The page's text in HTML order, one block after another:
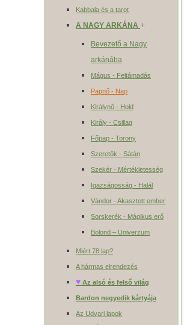
Kabbala és a tarot
A NAGY ARKÁNA +
Bevezető a Nagy
arkánába
Mágus - Feltámadás
Papnő - Nap
Királynő - Hold
Király - Csillag
Főpap - Torony
Szeretők - Sátán
Szekér - Mértékletesség
Igazságosság - Halál
Vándor - Akasztott ember
Sorskerék - Mágikus erő
Bolond – Univerzum
Miért 78 lap?
A hármas elrendezés
♥ Az alsó és felső világ
Bardon negyedik kártyája
Az Udvari lapok